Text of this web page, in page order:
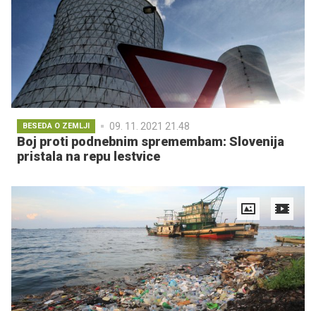
BESEDA O ZEMLJI 09. 11. 2021 21.48
Boj proti podnebnim spremembam: Slovenija
pristala na repu lestvice